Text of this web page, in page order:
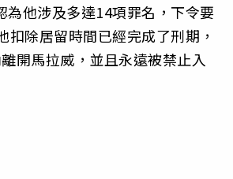
為他涉及多達14項罪名，下令要
扣除居留時間已經完成了刑期，
開馬拉威，並且永遠被禁止入